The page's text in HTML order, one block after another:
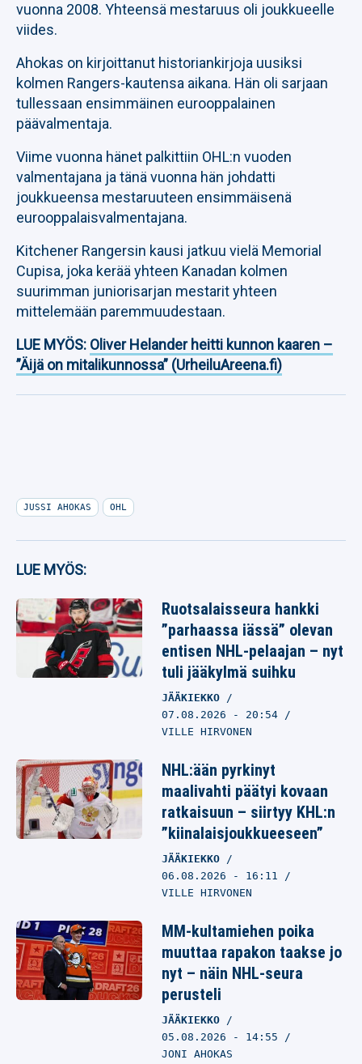
vuonna 2008. Yhteensä mestaruus oli joukkueelle
viides.
Ahokas on kirjoittanut historiankirjoja uusiksi
kolmen Rangers-kautensa aikana. Hän oli sarjaan
tullessaan ensimmäinen eurooppalainen
päävalmentaja.
Viime vuonna hänet palkittiin OHL:n vuoden
valmentajana ja tänä vuonna hän johdatti
joukkueensa mestaruuteen ensimmäisenä
eurooppalaisvalmentajana.
Kitchener Rangersin kausi jatkuu vielä Memorial
Cupisa, joka kerää yhteen Kanadan kolmen
suurimman juniorisarjan mestarit yhteen
mittelemään paremmuudestaan.
LUE MYÖS: Oliver Helander heitti kunnon kaaren –
”Äijä on mitalikunnossa” (UrheiluAreena.fi)
JUSSI AHOKAS OHL
LUE MYÖS:
Ruotsalaisseura hankki
”parhaassa iässä” olevan
entisen NHL-pelaajan – nyt
tuli jääkylmä suihku
JÄÄKIEKKO
07.08.2026 - 20:54
VILLE HIRVONEN
NHL:ään pyrkinyt
maalivahti päätyi kovaan
ratkaisuun – siirtyy KHL:n
”kiinalaisjoukkueeseen”
JÄÄKIEKKO
06.08.2026 - 16:11
VILLE HIRVONEN
MM-kultamiehen poika
muuttaa rapakon taakse jo
nyt – näin NHL-seura
perusteli
JÄÄKIEKKO
05.08.2026 - 14:55
JONI AHOKAS